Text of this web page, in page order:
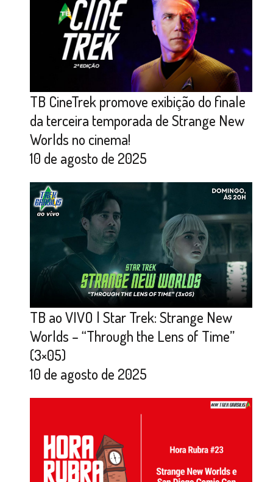
TB CineTrek promove exibição do finale
da terceira temporada de Strange New
Worlds no cinema!
10 de agosto de 2025
TB ao VIVO | Star Trek: Strange New
Worlds – “Through the Lens of Time”
(3×05)
10 de agosto de 2025